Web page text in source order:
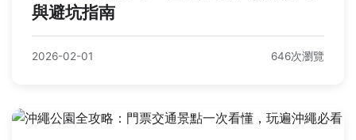
與避坑指南
2026-02-01 646次瀏覽